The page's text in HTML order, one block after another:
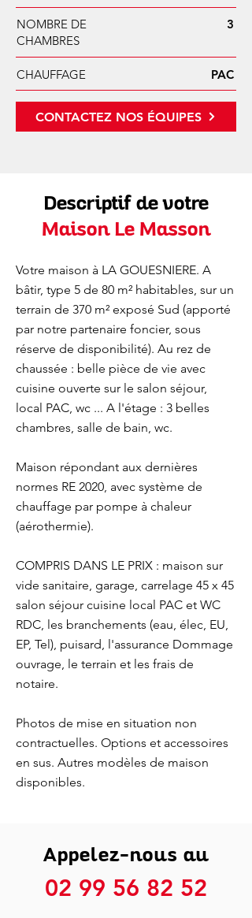
NOMBRE DE
CHAMBRES
3
CHAUFFAGE PAC
CONTACTEZ NOS ÉQUIPES
Descriptif de votre
Maison Le Masson
Votre maison à LA GOUESNIERE. A
bâtir, type 5 de 80 m² habitables, sur un
terrain de 370 m² exposé Sud (apporté
par notre partenaire foncier, sous
réserve de disponibilité). Au rez de
chaussée : belle pièce de vie avec
cuisine ouverte sur le salon séjour,
local PAC, wc ... A l'étage : 3 belles
chambres, salle de bain, wc.
Maison répondant aux dernières
normes RE 2020, avec système de
chauffage par pompe à chaleur
(aérothermie).
COMPRIS DANS LE PRIX : maison sur
vide sanitaire, garage, carrelage 45 x 45
salon séjour cuisine local PAC et WC
RDC, les branchements (eau, élec, EU,
EP, Tel), puisard, l'assurance Dommage
ouvrage, le terrain et les frais de
notaire.
Photos de mise en situation non
contractuelles. Options et accessoires
en sus. Autres modèles de maison
disponibles.
Appelez-nous au
02 99 56 82 52